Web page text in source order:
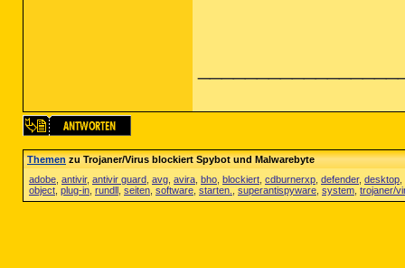
Themenzu Trojaner/Virus blockiert Spybot und Malwarebyte
adobe antivir, antivir guard avg avira bho blockiert cdburnerxp defender, desktop
object plug-in rundll seiten software starten. superantispyware system trojaner/